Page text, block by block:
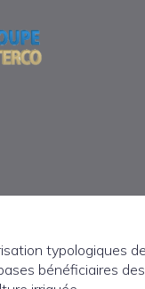
typologiques
bénéficiaires